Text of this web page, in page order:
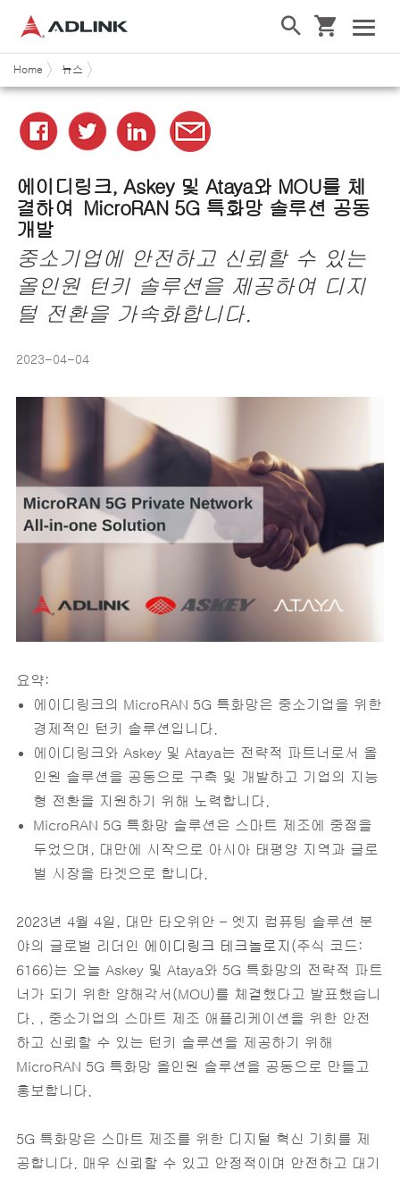
Home 뉴스
에이디링크, Askey 및 Ataya와 MOU를 체
결하여
MicroRAN 5G 특화망 솔루션 공동
개발
중소기업에 안전하고 신뢰할 수 있는
올인원 턴키 솔루션을 제공하여 디지
털 전환을 가속화합니다.
2023-04-04
요약:
에이디링크의 MicroRAN 5G 특화망은 중소기업을 위한
경제적인 턴키 솔루션입니다.
에이디링크와 Askey 및 Ataya는 전략적 파트너로서 올
인원 솔루션을 공동으로 구축 및 개발하고 기업의 지능
형 전환을 지원하기 위해 노력합니다.
MicroRAN 5G 특화망 솔루션은 스마트 제조에 중점을
두었으며, 대만에 시작으로 아시아 태평양 지역과 글로
벌 시장을 타겟으로 합니다.
2023년 4월 4일, 대만 타오위안 – 엣지 컴퓨팅 솔루션 분
야의 글로벌 리더인
에이디링크 테크놀로지 (주식 코드:
6166)는 오늘 Askey 및 Ataya와 5G 특화망의 전략적 파트
너가 되기 위한 양해각서(MOU)를 체결했다고 발표했습니
다. , 중소기업의 스마트 제조 애플리케이션을 위한 안전
하고 신뢰할 수 있는 턴키 솔루션을 제공하기 위해
MicroRAN 5G 특화망 올인원 솔루션을 공동으로 만들고
홍보합니다.
5G 특화망은 스마트 제조를 위한 디지털 혁신 기회를 제
공합니다. 매우 신뢰할 수 있고 안정적이며 안전하고 대기